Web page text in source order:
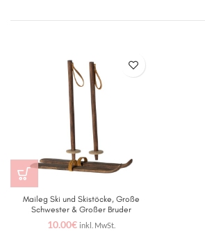
Maileg Ski und Skistöcke, Große
Schwester & Großer Bruder
10.00€ inkl. MwSt.